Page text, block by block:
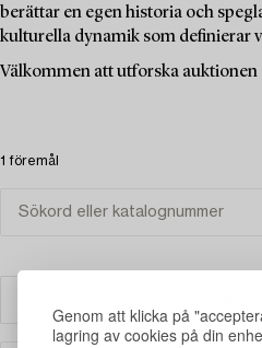
Genom att klicka på
lagring av cookies på din
berättar en egen historia och
kulturella dynamik som definierar
Välkommen att utforska
1 föremål